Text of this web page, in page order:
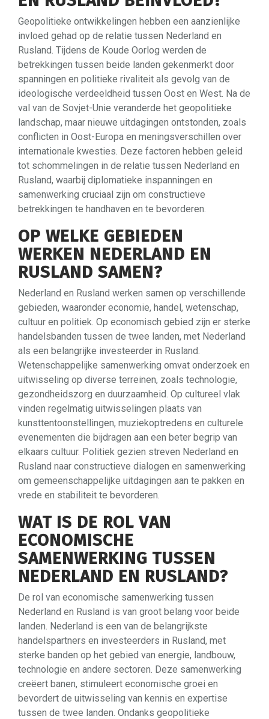
Geopolitieke ontwikkelingen hebben een aanzienlijke
invloed gehad op de relatie tussen Nederland en
Rusland. Tijdens de Koude Oorlog werden de
betrekkingen tussen beide landen gekenmerkt door
spanningen en politieke rivaliteit als gevolg van de
ideologische verdeeldheid tussen Oost en West. Na de
val van de Sovjet-Unie veranderde het geopolitieke
landschap, maar nieuwe uitdagingen ontstonden, zoals
conflicten in Oost-Europa en meningsverschillen over
internationale kwesties. Deze factoren hebben geleid
tot schommelingen in de relatie tussen Nederland en
Rusland, waarbij diplomatieke inspanningen en
samenwerking cruciaal zijn om constructieve
betrekkingen te handhaven en te bevorderen.
OP WELKE GEBIEDEN
WERKEN NEDERLAND EN
RUSLAND SAMEN?
Nederland en Rusland werken samen op verschillende
gebieden, waaronder economie, handel, wetenschap,
cultuur en politiek. Op economisch gebied zijn er sterke
handelsbanden tussen de twee landen, met Nederland
als een belangrijke investeerder in Rusland.
Wetenschappelijke samenwerking omvat onderzoek en
uitwisseling op diverse terreinen, zoals technologie,
gezondheidszorg en duurzaamheid. Op cultureel vlak
vinden regelmatig uitwisselingen plaats van
kunsttentoonstellingen, muziekoptredens en culturele
evenementen die bijdragen aan een beter begrip van
elkaars cultuur. Politiek gezien streven Nederland en
Rusland naar constructieve dialogen en samenwerking
om gemeenschappelijke uitdagingen aan te pakken en
vrede en stabiliteit te bevorderen.
WAT IS DE ROL VAN
ECONOMISCHE
SAMENWERKING TUSSEN
NEDERLAND EN RUSLAND?
De rol van economische samenwerking tussen
Nederland en Rusland is van groot belang voor beide
landen. Nederland is een van de belangrijkste
handelspartners en investeerders in Rusland, met
sterke banden op het gebied van energie, landbouw,
technologie en andere sectoren. Deze samenwerking
creëert banen, stimuleert economische groei en
bevordert de uitwisseling van kennis en expertise
tussen de twee landen. Ondanks geopolitieke